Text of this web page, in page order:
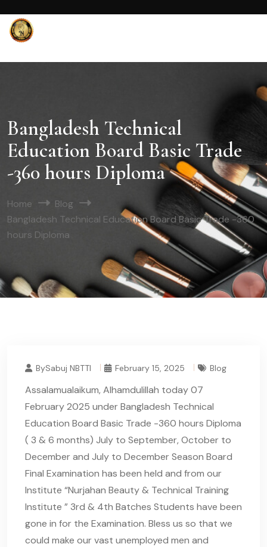
Bangladesh Technical
Education Board Basic Trade
-360 hours Diploma
Home
Blog
Bangladesh Technical Education Board Basic Trade -360
hours Diploma
BySabuj NBTTI February 15, 2025 Blog
Assalamualaikum, Alhamdulillah today 07
February 2025 under Bangladesh Technical
Education Board Basic Trade -360 hours Diploma
( 3 & 6 months) July to September, October to
December and July to December Season Board
Final Examination has been held and from our
Institute “Nurjahan Beauty & Technical Training
Institute ” 3rd & 4th Batches Students have been
gone in for the Examination. Bless us so that we
could make our vast unemployed men and